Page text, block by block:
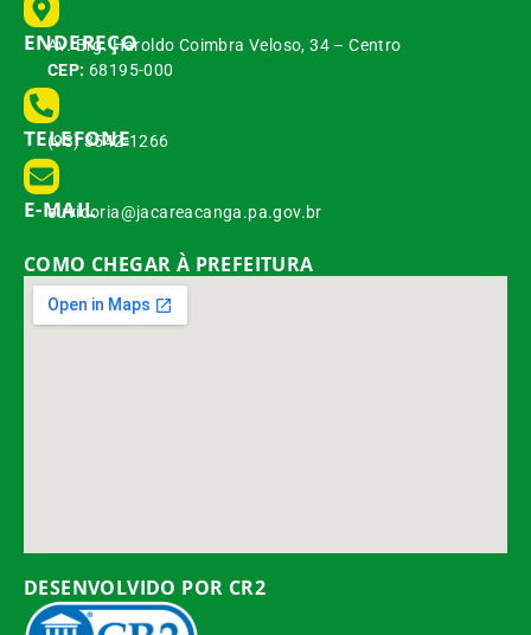
ENDEREÇO
Av. Brg. Haroldo Coimbra Veloso, 34 – Centro
CEP: 68195-000
TELEFONE
(93) 3542-1266
E-MAIL
ouvidoria@jacareacanga.pa.gov.br
COMO CHEGAR À PREFEITURA
DESENVOLVIDO POR CR2